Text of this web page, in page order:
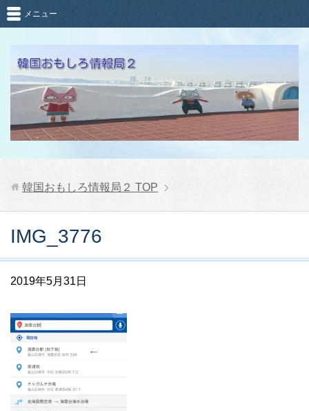
メニュー
韓国おもしろ情報局２ TOP
IMG_3776
2019年5月31日